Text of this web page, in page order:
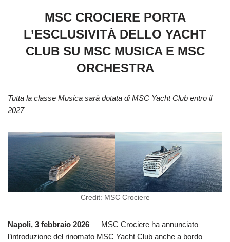
MSC CROCIERE PORTA
L’ESCLUSIVITÀ DELLO YACHT
CLUB SU MSC MUSICA E MSC
ORCHESTRA
Tutta la classe Musica sarà dotata di MSC Yacht Club entro il
2027
Credit: MSC Crociere
Napoli, 3 febbraio 2026 — MSC Crociere ha annunciato
l’introduzione del rinomato MSC Yacht Club anche a bordo